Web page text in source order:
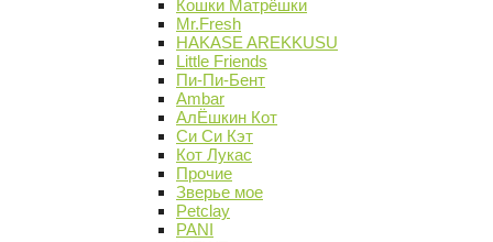
Кошки Матрёшки
Mr.Fresh
HAKASE AREKKUSU
Little Friends
Пи-Пи-Бент
Ambar
АлЁшкин Кот
Си Си Кэт
Кот Лукас
Прочие
Зверье мое
Petclay
PANI